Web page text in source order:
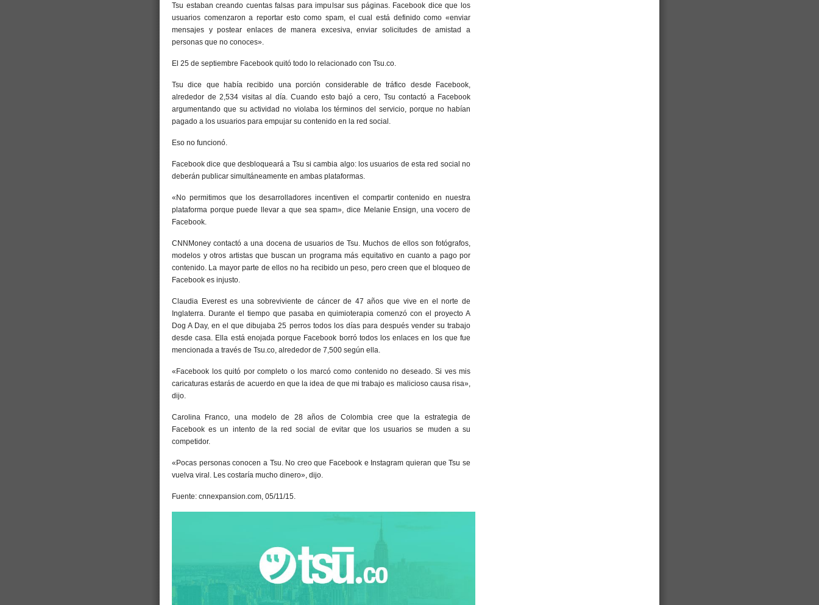
Tsu estaban creando cuentas falsas para impulsar sus páginas. Facebook dice que los
usuarios comenzaron a reportar esto como spam, el cual está definido como «enviar
mensajes y postear enlaces de manera excesiva, enviar solicitudes de amistad a
personas que no conoces».
El 25 de septiembre Facebook quitó todo lo relacionado con Tsu.co.
Tsu dice que había recibido una porción considerable de tráfico desde Facebook,
alrededor de 2,534 visitas al día. Cuando esto bajó a cero, Tsu contactó a Facebook
argumentando que su actividad no violaba los términos del servicio, porque no habían
pagado a los usuarios para empujar su contenido en la red social.
Eso no funcionó.
Facebook dice que desbloqueará a Tsu si cambia algo: los usuarios de esta red social no
deberán publicar simultáneamente en ambas plataformas.
«No permitimos que los desarrolladores incentiven el compartir contenido en nuestra
plataforma porque puede llevar a que sea spam», dice Melanie Ensign, una vocero de
Facebook.
CNNMoney contactó a una docena de usuarios de Tsu. Muchos de ellos son fotógrafos,
modelos y otros artistas que buscan un programa más equitativo en cuanto a pago por
contenido. La mayor parte de ellos no ha recibido un peso, pero creen que el bloqueo de
Facebook es injusto.
Claudia Everest es una sobreviviente de cáncer de 47 años que vive en el norte de
Inglaterra. Durante el tiempo que pasaba en quimioterapia comenzó con el proyecto A
Dog A Day, en el que dibujaba 25 perros todos los días para después vender su trabajo
desde casa. Ella está enojada porque Facebook borró todos los enlaces en los que fue
mencionada a través de Tsu.co, alrededor de 7,500 según ella.
«Facebook los quitó por completo o los marcó como contenido no deseado. Si ves mis
caricaturas estarás de acuerdo en que la idea de que mi trabajo es malicioso causa risa»,
dijo.
Carolina Franco, una modelo de 28 años de Colombia cree que la estrategia de
Facebook es un intento de la red social de evitar que los usuarios se muden a su
competidor.
«Pocas personas conocen a Tsu. No creo que Facebook e Instagram quieran que Tsu se
vuelva viral. Les costaría mucho dinero», dijo.
Fuente: cnnexpansion.com, 05/11/15.